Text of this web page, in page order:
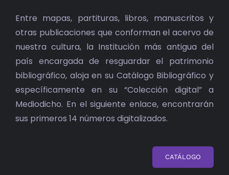
Entre mapas, partituras, libros, manuscritos y
otras publicaciones que conforman el acervo de
nuestra cultura, la Institución más antigua del
país encargada de resguardar el patrimonio
bibliográfico, aloja en su Catálogo Bibliográfico y
específicamente en su “Colección digital” a
Mediodicho. En el siguiente enlace, encontrarán
sus primeros 14 números digitalizados.
CATÁLOGO